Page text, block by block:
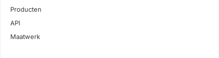
Producten
API
Maatwerk